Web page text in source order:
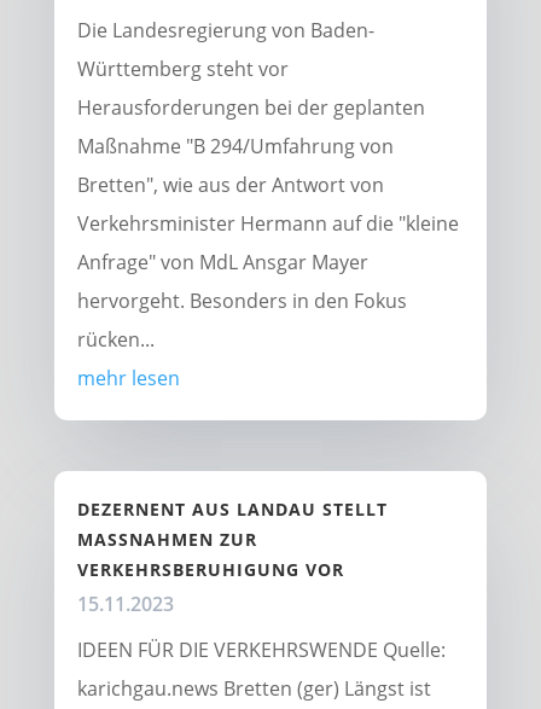
Die Landesregierung von Baden-
Württemberg steht vor
Herausforderungen bei der geplanten
Maßnahme "B 294/Umfahrung von
Bretten", wie aus der Antwort von
Verkehrsminister Hermann auf die "kleine
Anfrage" von MdL Ansgar Mayer
hervorgeht. Besonders in den Fokus
rücken...
mehr lesen
DEZERNENT AUS LANDAU STELLT
MASSNAHMEN ZUR V
ERKEHRSBERUHIGUNG VOR
15.11.2023
IDEEN FÜR DIE VERKEHRSWENDE Quelle:
karichgau.news Bretten (ger) Längst ist